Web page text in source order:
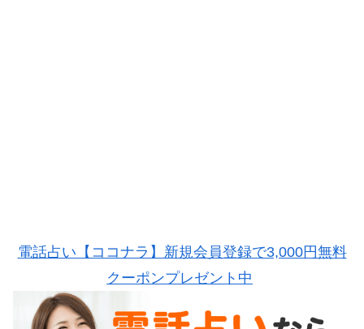
電話占い【ココナラ】新規会員登録で3,000円無料
クーポンプレゼント中